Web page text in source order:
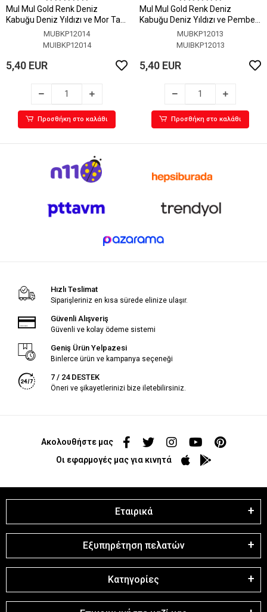
MuI MuI Gold Renk Deniz
Kabuğu Deniz Yıldızı ve Mor Taş
Detaylı KüpeMUBKP12014
MUIBKP12014
5,40 EUR
Προσθήκη στο καλάθι
MuI MuI Gold Renk Deniz
Kabuğu Deniz Yıldızı ve Pembe
Taş Detaylı Küpe
MUBKP12013
MUIBKP12013
5,40 EUR
Προσθήκη στο καλάθι
Hızlı Teslimat
Siparişleriniz en kısa sürede elinize ulaşır.
Güvenli Alışveriş
Güvenli ve kolay ödeme sistemi
Geniş Ürün Yelpazesi
Binlerce ürün ve kampanya seçeneği
7 / 24 DESTEK
Öneri ve şikayetlerinizi bize iletebilirsiniz.
Ακολουθήστε μας
Οι εφαρμογές μας για κινητά
Εταιρικά
Εξυπηρέτηση πελατών
Κατηγορίες